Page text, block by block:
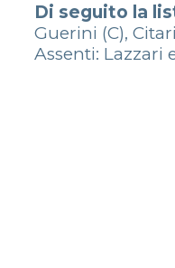
Di seguito la
Guerini (C),
Assenti: